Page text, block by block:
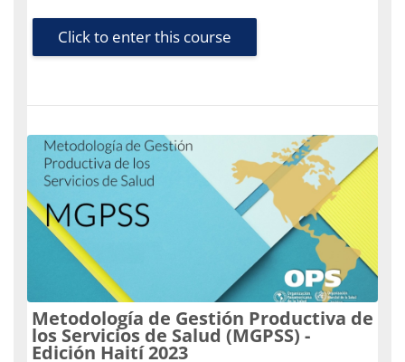
Click to enter this course
Metodología de Gestión Productiva de
los Servicios de Salud (MGPSS) -
Edición Haití 2023